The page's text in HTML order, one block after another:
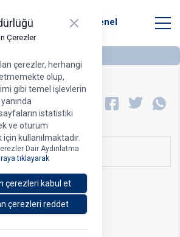
Çerezler
Close panel
çerezler, herhangi
olup,
gibi temel işlevlerin
istatistiki
ve oturum
kullanılmaktadır.
Dair Aydınlatma
tıklayarak
çerezleri kabul et
çerezleri reddet
Meydanları İşletmesi Genel